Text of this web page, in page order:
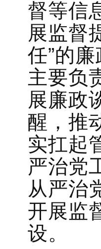
督等信
展监督
任”的
主要负
展廉政
醒，推
实扛起
严治党
从严治
开展监
设。